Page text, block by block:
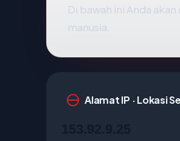
Di bawah ini Anda
manusia.
Alamat IP · Lokasi